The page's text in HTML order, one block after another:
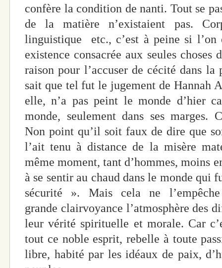
confère la condition de nanti. Tout se
de la matière n’existaient pas.
linguistique etc., c’est à peine si l’on
existence consacrée aux seules choses
raison pour l’accuser de cécité dans la
sait que tel fut le jugement de Hannah
elle, n’a pas peint le monde d’hier
monde, seulement dans ses marges.
Non point qu’il soit faux de dire que
l’ait tenu à distance de la misère
même moment, tant d’hommes, moins
à se sentir au chaud dans le monde qui
sécurité ». Mais cela ne
grande clairvoyance l’atmosphère des
leur vérité spirituelle et morale. Car
tout ce noble esprit, rebelle à toute
libre, habité par les idéaux de paix,